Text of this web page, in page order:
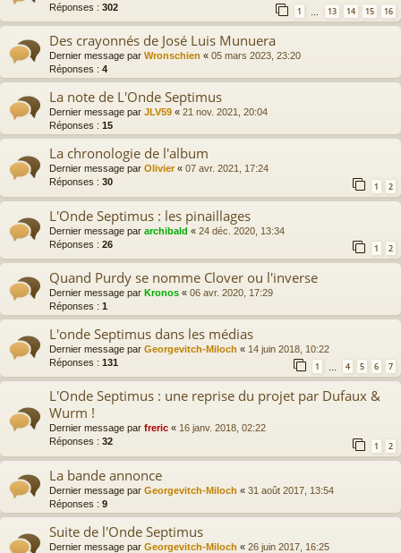
Réponses : 302 1 … 13 14 15 16
Des crayonnés de José Luis Munuera
Dernier message par Wronschien « 05 mars 2023, 23:20
Réponses : 4
La note de L'Onde Septimus
Dernier message par JLV59 « 21 nov. 2021, 20:04
Réponses : 15
La chronologie de l'album
Dernier message par Olivier« 07 avr. 2021, 17:24
Réponses : 30 1 2
L'Onde Septimus : les pinaillages
Dernier message par archibald « 24 déc. 2020, 13:34
Réponses : 26 1 2
Quand Purdy se nomme Clover ou l'inverse
Dernier message par Kronos « 06 avr. 2020, 17:29
Réponses : 1
L'onde Septimus dans les médias
Dernier message par Georgevitch-Miloch « 14 juin 2018, 10:22
Réponses : 131 1 … 4 5 6 7
L'Onde Septimus : une reprise du projet par Dufaux &
Wurm !
Dernier message par freric « 16 janv. 2018, 02:22
Réponses : 32 1 2
La bande annonce
Dernier message par Georgevitch-Miloch « 31 août 2017, 13:54
Réponses : 9
Suite de l'Onde Septimus
Dernier message par Georgevitch-Miloch « 26 juin 2017, 16:25